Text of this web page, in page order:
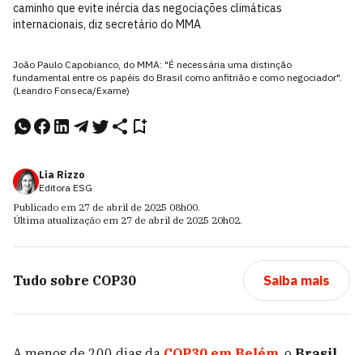
caminho que evite inércia das negociações climáticas
internacionais, diz secretário do MMA
João Paulo Capobianco, do MMA: "É necessária uma distinção
fundamental entre os papéis do Brasil como anfitrião e como negociador".
(Leandro Fonseca/Exame)
Lia Rizzo
Editora ESG
Publicado em 27 de abril de 2025 08h00.
Última atualização em 27 de abril de 2025 20h02.
Tudo sobre COP30 Saiba mais